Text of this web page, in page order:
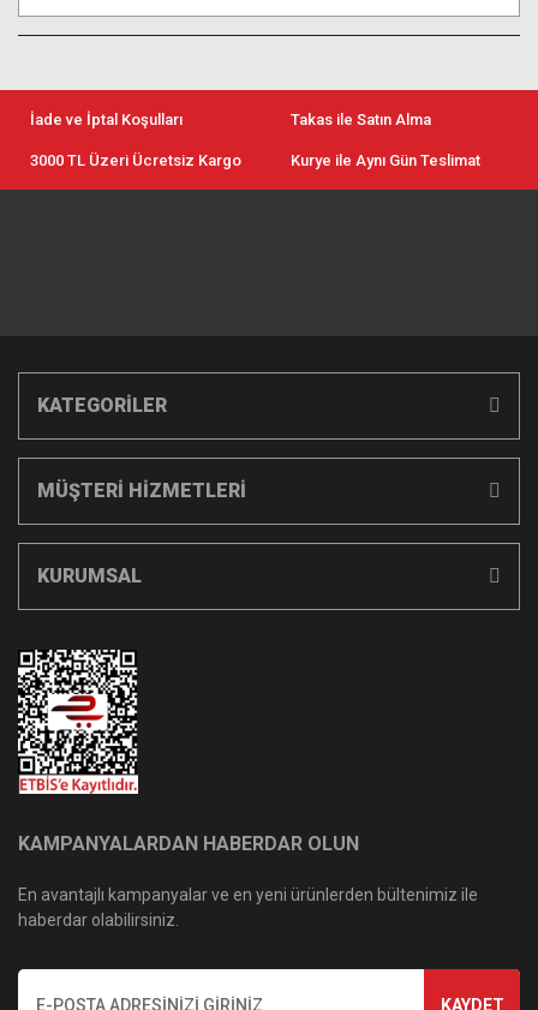
İade ve İptal Koşulları Takas ile Satın Alma
3000 TL Üzeri Ücretsiz Kargo Kurye ile Aynı Gün Teslimat
KATEGORİLER
MÜŞTERİ HİZMETLERİ
KURUMSAL
KAMPANYALARDAN HABERDAR OLUN
En avantajlı kampanyalar ve en yeni ürünlerden bültenimiz ile
haberdar olabilirsiniz.
KAYDET